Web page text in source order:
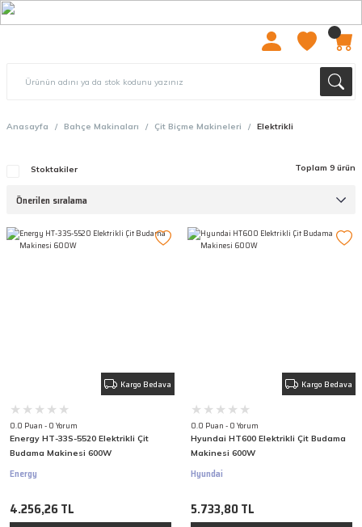
Anasayfa Bahçe Makinaları Çit Biçme Makineleri Elektrikli
Stoktakiler Toplam 9 ürün
Kargo Bedava
0.0 Puan - 0 Yorum
Energy HT-33S-5520 Elektrikli Çit
Budama Makinesi 600W
Energy
4.256,26 TL
Kargo Bedava
0.0 Puan - 0 Yorum
Hyundai HT600 Elektrikli Çit Budama
Makinesi 600W
Hyundai
5.733,80 TL